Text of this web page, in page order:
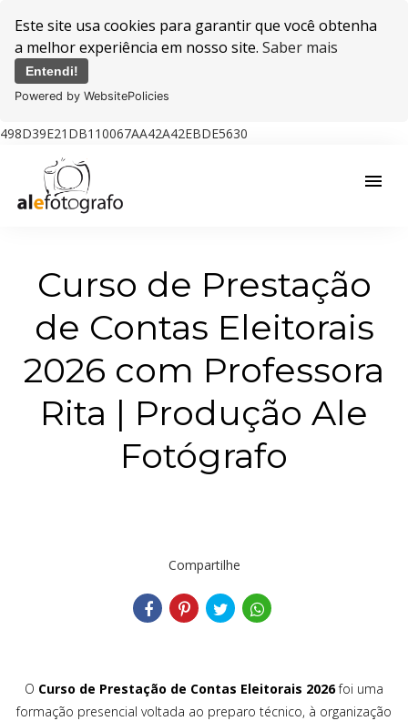
Este site usa cookies para garantir que você obtenha
a melhor experiência em nosso site. Saber mais
Entendi!
Powered by WebsitePolicies
498D39E21DB110067AA42A42EBDE5630
menu
Curso de Prestação
de Contas Eleitorais
2026 com Professora
Rita | Produção Ale
Fotógrafo
Compartilhe
O Curso de Prestação de Contas Eleitorais 2026foi uma
formação presencial voltada ao preparo técnico, à organização